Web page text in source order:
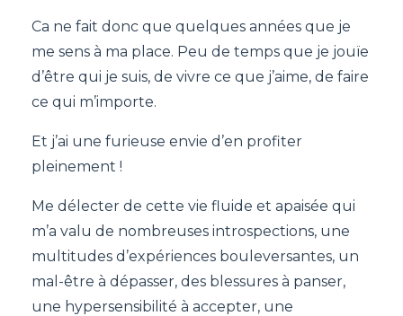
Ca ne fait donc que quelques années que je
me sens à ma place. Peu de temps que je jouïe
d’être qui je suis, de vivre ce que j’aime, de faire
ce qui m’importe.
Et j’ai une furieuse envie d’en profiter
pleinement !
Me délecter de cette vie fluide et apaisée qui
m’a valu de nombreuses introspections, une
multitudes d’expériences bouleversantes, un
mal-être à dépasser, des blessures à panser,
une hypersensibilité à accepter, une